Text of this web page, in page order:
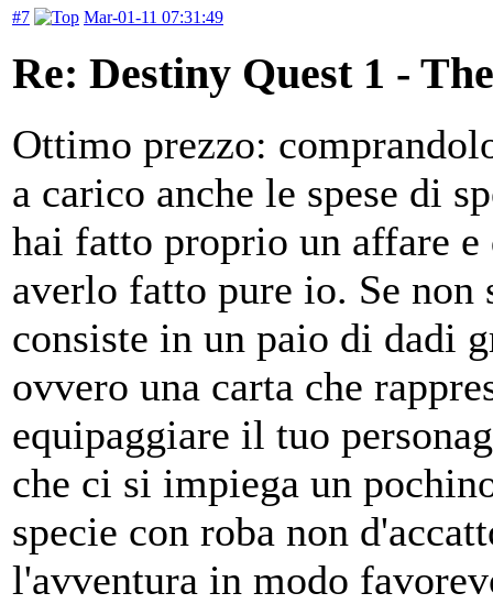
#7 Mar-01-11 07:31:49
Re: Destiny Quest 1 -
Ottimo prezzo:
a carico anche le spese di
hai fatto proprio un affare
averlo fatto pure io. Se
consiste in un paio di dadi
ovvero una carta che
equipaggiare il tuo
che ci si impiega un
specie con roba non
l'avventura in modo